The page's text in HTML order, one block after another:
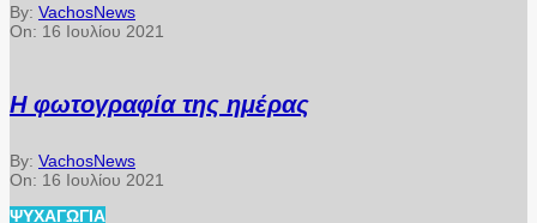
By: VachosNews
On: 16 Ιουλίου 2021
Η φωτογραφία της ημέρας
By: VachosNews
On: 16 Ιουλίου 2021
ΨΥΧΑΓΩΓΊΑ